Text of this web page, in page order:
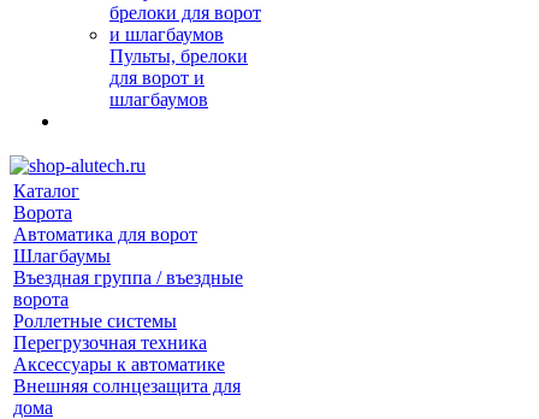
Пульты, брелоки
для ворот и
шлагбаумов
Каталог
Ворота
Автоматика для ворот
Шлагбаумы
Въездная группа / въездные
ворота
Роллетные системы
Перегрузочная техника
Аксессуары к автоматике
Внешняя солнцезащита для
дома